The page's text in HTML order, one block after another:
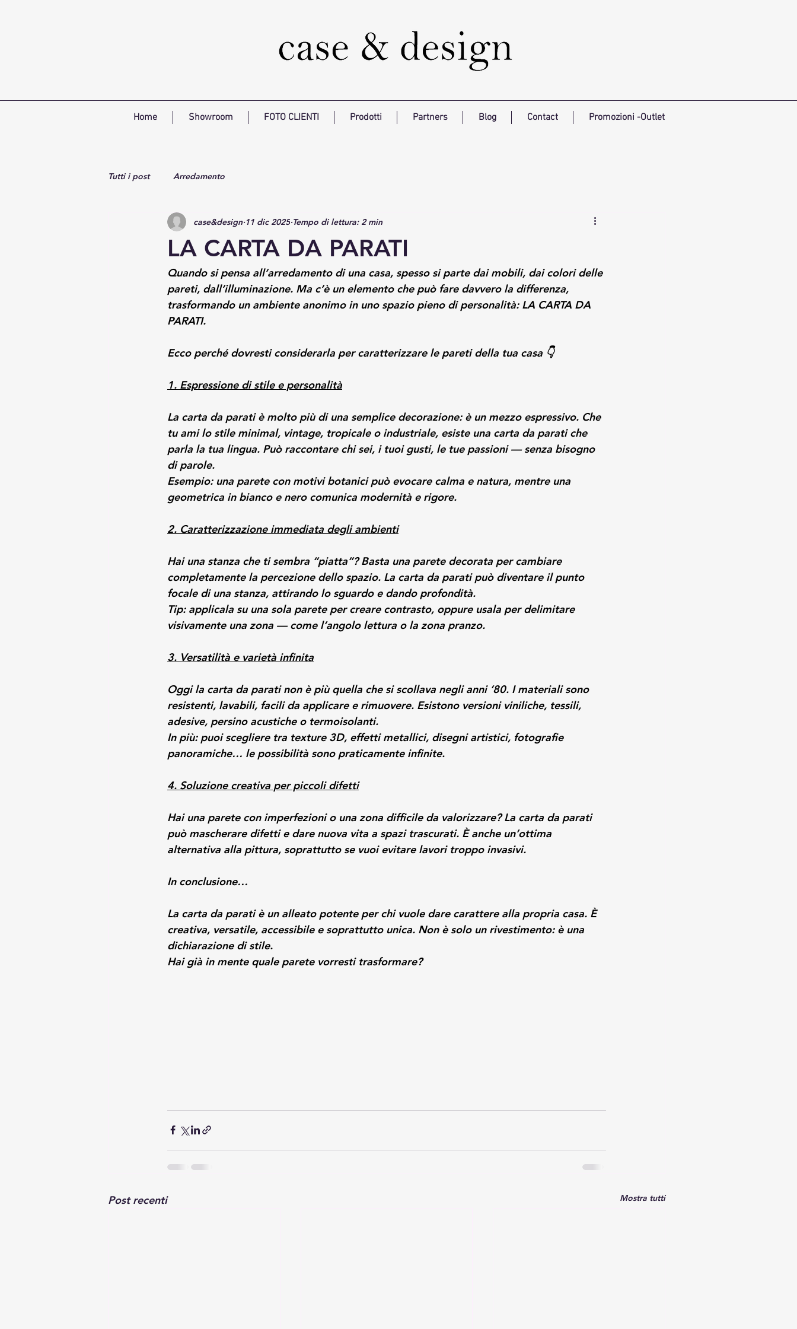
Home Showroom FOTO CLIENTI Prodotti Partners Blog Contact Promozioni -Outlet
Tutti i post Arredamento
LA CARTA DA PARATI
case&design 11 dic 2025 Tempo di lettura: 2 min
Quando si pensa all’arredamento di una casa, spesso si parte dai mobili, dai colori delle
pareti, dall’illuminazione. Ma c’è un elemento che può fare davvero la differenza,
trasformando un ambiente anonimo in uno spazio pieno di personalità: LA CARTA DA
PARATI.
Ecco perché dovresti considerarla per caratterizzare le pareti della tua casa 👇
1. Espressione di stile e personalità
La carta da parati è molto più di una semplice decorazione: è un mezzo espressivo. Che
tu ami lo stile minimal, vintage, tropicale o industriale, esiste una carta da parati che
parla la tua lingua. Può raccontare chi sei, i tuoi gusti, le tue passioni — senza bisogno
di parole.
Esempio: una parete con motivi botanici può evocare calma e natura, mentre una
geometrica in bianco e nero comunica modernità e rigore.
2. Caratterizzazione immediata degli ambienti
Hai una stanza che ti sembra “piatta”? Basta una parete decorata per cambiare
completamente la percezione dello spazio. La carta da parati può diventare il punto
focale di una stanza, attirando lo sguardo e dando profondità.
Tip: applicala su una sola parete per creare contrasto, oppure usala per delimitare
visivamente una zona — come l’angolo lettura o la zona pranzo.
3. Versatilità e varietà infinita
Oggi la carta da parati non è più quella che si scollava negli anni ’80. I materiali sono
resistenti, lavabili, facili da applicare e rimuovere. Esistono versioni viniliche, tessili,
adesive, persino acustiche o termoisolanti.
In più: puoi scegliere tra texture 3D, effetti metallici, disegni artistici, fotografie
panoramiche… le possibilità sono praticamente infinite.
4. Soluzione creativa per piccoli difetti
Hai una parete con imperfezioni o una zona difficile da valorizzare? La carta da parati
può mascherare difetti e dare nuova vita a spazi trascurati. È anche un’ottima
alternativa alla pittura, soprattutto se vuoi evitare lavori troppo invasivi.
In conclusione…
La carta da parati è un alleato potente per chi vuole dare carattere alla propria casa. È
creativa, versatile, accessibile e soprattutto unica. Non è solo un rivestimento: è una
dichiarazione di stile.
Hai già in mente quale parete vorresti trasformare?
Post recenti Mostra tutti